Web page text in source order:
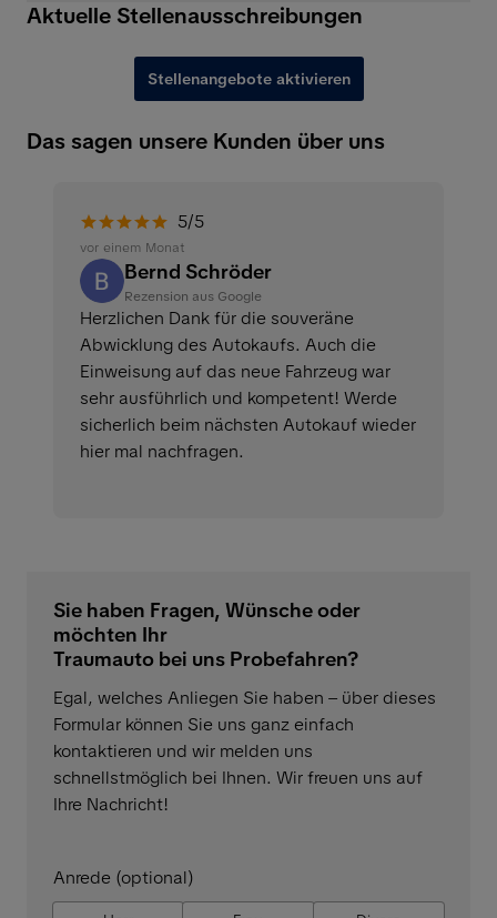
Aktuelle Stellenausschreibungen
Stellenangebote aktivieren
Das sagen unsere Kunden über uns
5/5
vor einem Monat
Bernd Schröder
Rezension aus Google
Herzlichen Dank für die souveräne
Abwicklung des Autokaufs. Auch die
Einweisung auf das neue Fahrzeug war
sehr ausführlich und kompetent! Werde
sicherlich beim nächsten Autokauf wieder
hier mal nachfragen.
Sie haben Fragen, Wünsche oder
möchten Ihr
Traumauto bei uns Probefahren?
Egal, welches Anliegen Sie haben – über dieses
Formular können Sie uns ganz einfach
kontaktieren und wir melden uns
schnellstmöglich bei Ihnen. Wir freuen uns auf
Ihre Nachricht!
Anrede (optional)